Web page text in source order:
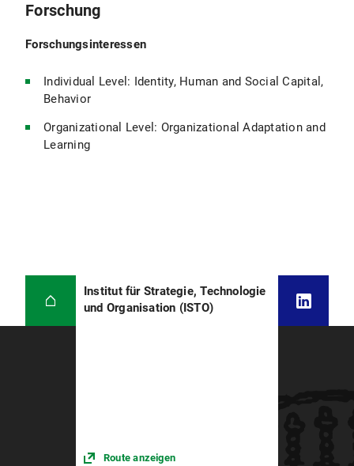
Forschung
Forschungsinteressen
Individual Level: Identity, Human and Social Capital,
Behavior
Organizational Level: Organizational Adaptation and
Learning
Institut für Strategie, Technologie
und Organisation (ISTO)
Route anzeigen